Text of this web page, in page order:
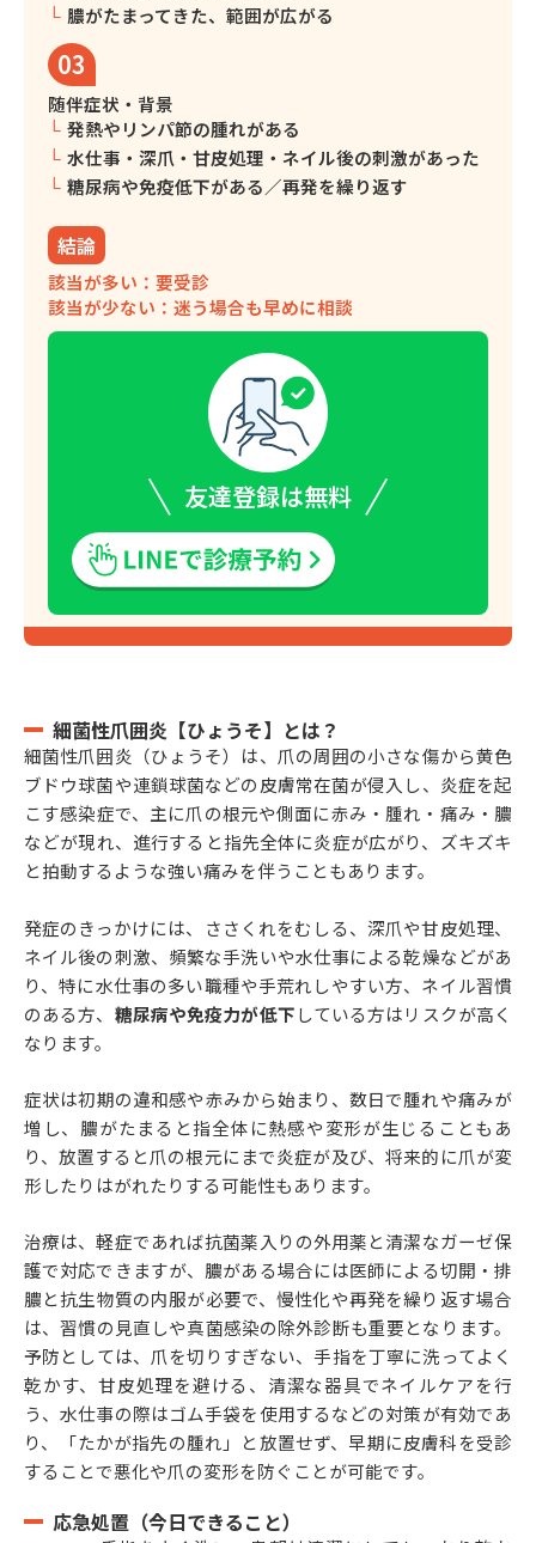
膿がたまってきた、範囲が広がる
03
随伴症状・背景
発熱やリンパ節の腫れがある
水仕事・深爪・甘皮処理・ネイル後の刺激があった
糖尿病や免疫低下がある／再発を繰り返す
結論
該当が多い：要受診
該当が少ない：迷う場合も早めに相談
友達登録は無料
細菌性爪囲炎【ひょうそ】とは？
細菌性爪囲炎（ひょうそ）は、爪の周囲の小さな傷から黄色
ブドウ球菌や連鎖球菌などの皮膚常在菌が侵入し、炎症を起
こす感染症で、主に爪の根元や側面に赤み・腫れ・痛み・膿
などが現れ、進行すると指先全体に炎症が広がり、ズキズキ
と拍動するような強い痛みを伴うこともあります。
発症のきっかけには、ささくれをむしる、深爪や甘皮処理、
ネイル後の刺激、頻繁な手洗いや水仕事による乾燥などがあ
り、特に水仕事の多い職種や手荒れしやすい方、ネイル習慣
のある方、 糖尿病や免疫力が低下している方はリスクが高く
なります。
症状は初期の違和感や赤みから始まり、数日で腫れや痛みが
増し、膿がたまると指全体に熱感や変形が生じることもあ
り、放置すると爪の根元にまで炎症が及び、将来的に爪が変
形したりはがれたりする可能性もあります。
治療は、軽症であれば抗菌薬入りの外用薬と清潔なガーゼ保
護で対応できますが、膿がある場合には医師による切開・排
膿と抗生物質の内服が必要で、慢性化や再発を繰り返す場合
は、習慣の見直しや真菌感染の除外診断も重要となります。
予防としては、爪を切りすぎない、手指を丁寧に洗ってよく
乾かす、甘皮処理を避ける、清潔な器具でネイルケアを行
う、水仕事の際はゴム手袋を使用するなどの対策が有効であ
り、「たかが指先の腫れ」と放置せず、早期に皮膚科を受診
することで悪化や爪の変形を防ぐことが可能です。
応急処置（今日できること）